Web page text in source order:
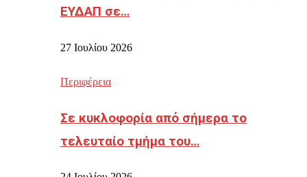
ΕΥΔΑΠ σε…
27 Ιουλίου 2026
Περιφέρεια
Σε κυκλοφορία από σήμερα το
τελευταίο τμήμα του…